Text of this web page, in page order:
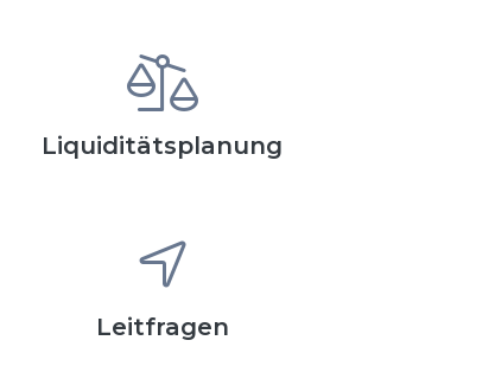
Liquiditätsplanung
Leitfragen